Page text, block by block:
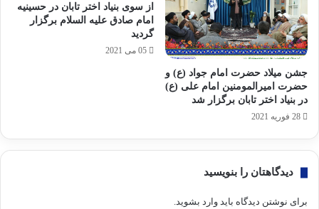
جشن میلاد حضرت امام جواد (ع) و
حضرت امیرالمومنین امام علی (ع)
در بنیاد اختر تابان برگزار شد
28 فوریه 2021
از سوی بنیاد اختر تابان در حسینیه
امام صادق علیه السلام برگزار
گردید
05 می 2021
دیدگاهتان را بنویسید
برای نوشتن دیدگاه باید وارد بشوید.